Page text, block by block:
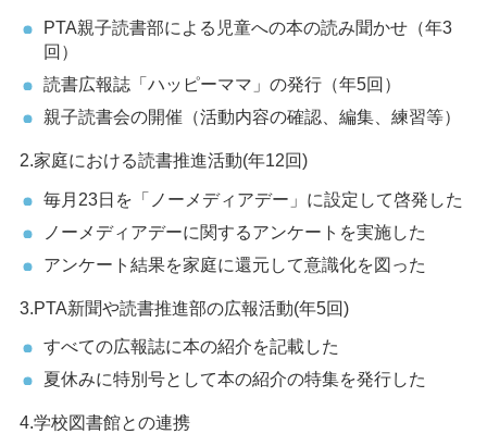
PTA親子読書部による児童への本の読み聞かせ（年3
回）
読書広報誌「ハッピーママ」の発行（年5回）
親子読書会の開催（活動内容の確認、編集、練習等）
2.家庭における読書推進活動(年12回)
毎月23日を「ノーメディアデー」に設定して啓発した
ノーメディアデーに関するアンケートを実施した
アンケート結果を家庭に還元して意識化を図った
3.PTA新聞や読書推進部の広報活動(年5回)
すべての広報誌に本の紹介を記載した
夏休みに特別号として本の紹介の特集を発行した
4.学校図書館との連携